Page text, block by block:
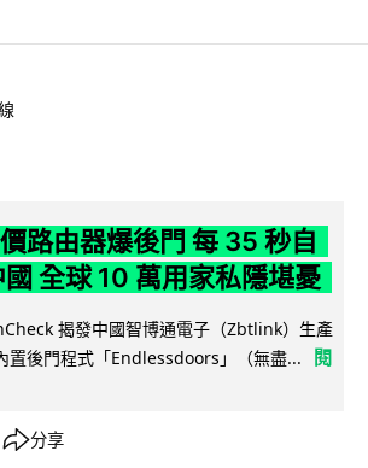
路由器爆後門 每 35 秒自
全球 10 萬用家私隱堪憂
揭發中國智博通電子（Zbtlink）生產
置後門程式「Endlessdoors」（無盡...
閱
分享